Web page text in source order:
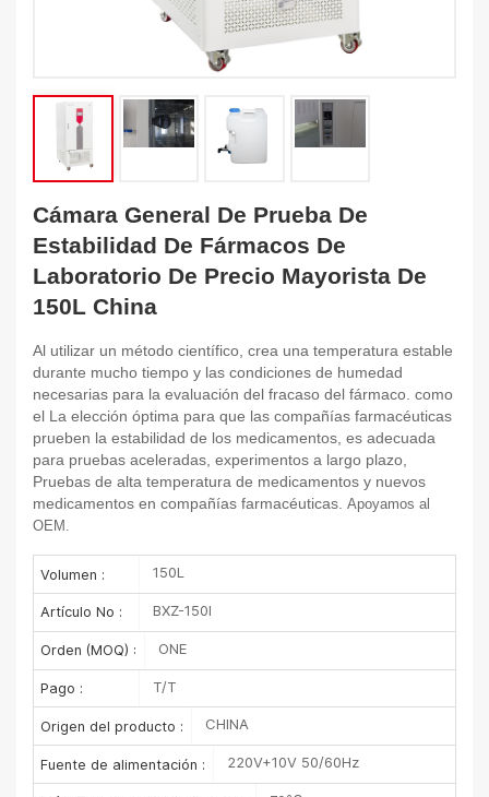
Cámara General De Prueba De
Estabilidad De Fármacos De
Laboratorio De Precio Mayorista De
150L China
Al utilizar un método científico, crea una temperatura estable
durante mucho tiempo y las condiciones de humedad
necesarias para la evaluación del fracaso del fármaco. como
el La elección óptima para que las compañías farmacéuticas
prueben la estabilidad de los medicamentos, es adecuada
para pruebas aceleradas, experimentos a largo plazo,
Pruebas de alta temperatura de medicamentos y nuevos
medicamentos en compañías farmacéuticas. Apoyamos al
OEM.
Volumen : 150L
Artículo No : BXZ-150I
Orden (MOQ) : ONE
Pago : T/T
Origen del producto : CHINA
Fuente de alimentación : 220V+10V 50/60Hz